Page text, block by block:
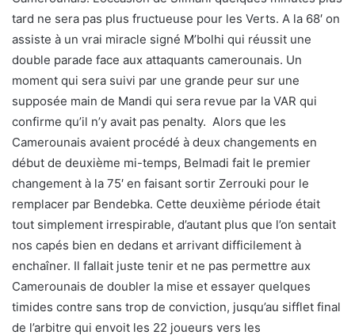
tard ne sera pas plus fructueuse pour les Verts. A la 68′ on
assiste à un vrai miracle signé M’bolhi qui réussit une
double parade face aux attaquants camerounais. Un
moment qui sera suivi par une grande peur sur une
supposée main de Mandi qui sera revue par la VAR qui
confirme qu’il n’y avait pas penalty. Alors que les
Camerounais avaient procédé à deux changements en
début de deuxième mi-temps, Belmadi fait le premier
changement à la 75′ en faisant sortir Zerrouki pour le
remplacer par Bendebka. Cette deuxième période était
tout simplement irrespirable, d’autant plus que l’on sentait
nos capés bien en dedans et arrivant difficilement à
enchaîner. Il fallait juste tenir et ne pas permettre aux
Camerounais de doubler la mise et essayer quelques
timides contre sans trop de conviction, jusqu’au sifflet final
de l’arbitre qui envoit les 22 joueurs vers les